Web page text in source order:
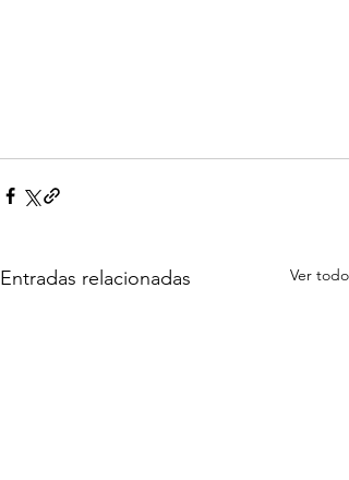
Entradas relacionadas Ver todo